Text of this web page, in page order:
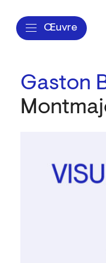
Œuvre
Gaston